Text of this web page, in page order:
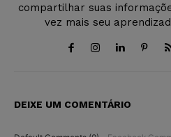
compartilhar suas
vez mais seu
DEIXE UM COMENTÁRIO